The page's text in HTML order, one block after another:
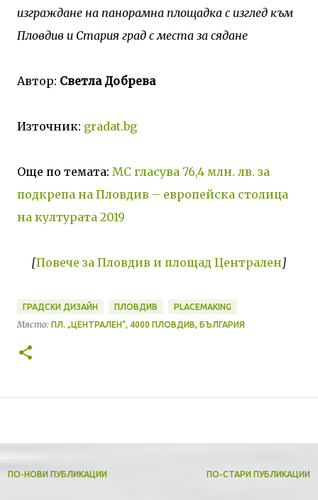
изграждане на панорамна площадка с изглед към
Пловдив и Стария град с места за сядане
Автор: Светла Добрева
Източник: gradat.bg
Още по темата: МС гласува 76,4 млн. лв. за
подкрепа на Пловдив – европейска столица
на културата 2019
[Повече за Пловдив и площад Централен]
ГРАДСКИ ДИЗАЙН ПЛОВДИВ PLACEMAKING
Място: ПЛ. „ЦЕНТРАЛЕН“, 4000 ПЛОВДИВ, БЪЛГАРИЯ
ПО-НОВИ ПУБЛИКАЦИИ ПО-СТАРИ ПУБЛИКАЦИИ